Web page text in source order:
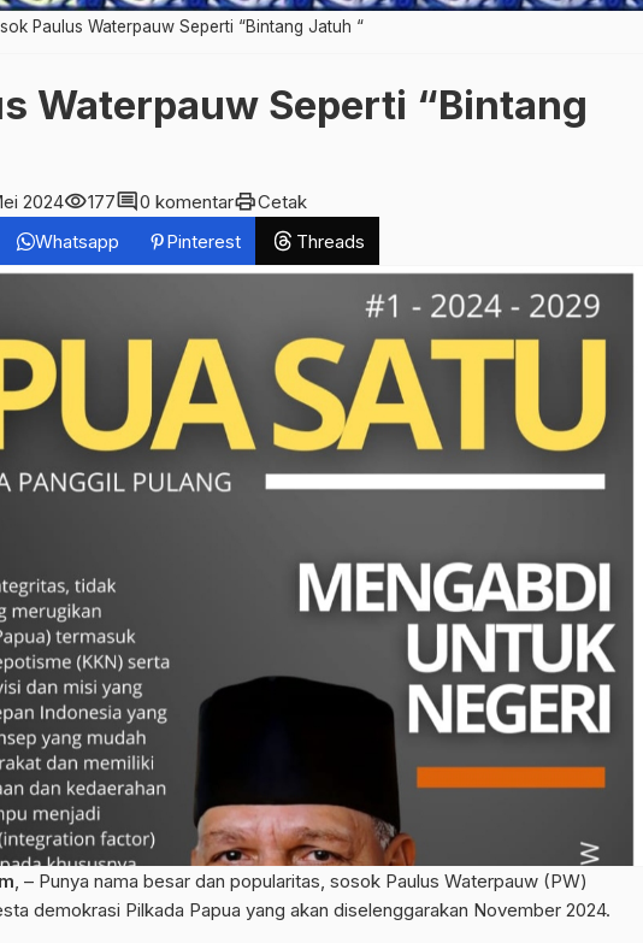
Paulus Waterpauw Seperti “Bintang Jatuh “
Waterpauw Seperti “Bintang
2024visibility177comment0 komentarprintCetak
Whatsapp Pinterest Threads
, – Punya nama besar dan popularitas, sosok Paulus Waterpauw (PW)
demokrasi Pilkada Papua yang akan diselenggarakan November 2024.